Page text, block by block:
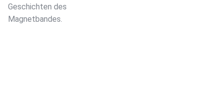
Geschichten des
Magnetbandes.